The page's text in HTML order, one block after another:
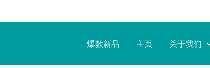
爆款新品 主页 关于我们